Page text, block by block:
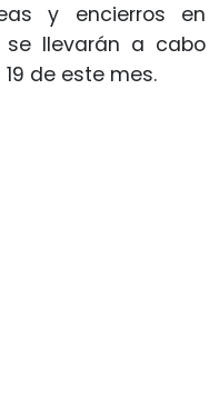
y encierros en
llevarán a cabo
de este mes.